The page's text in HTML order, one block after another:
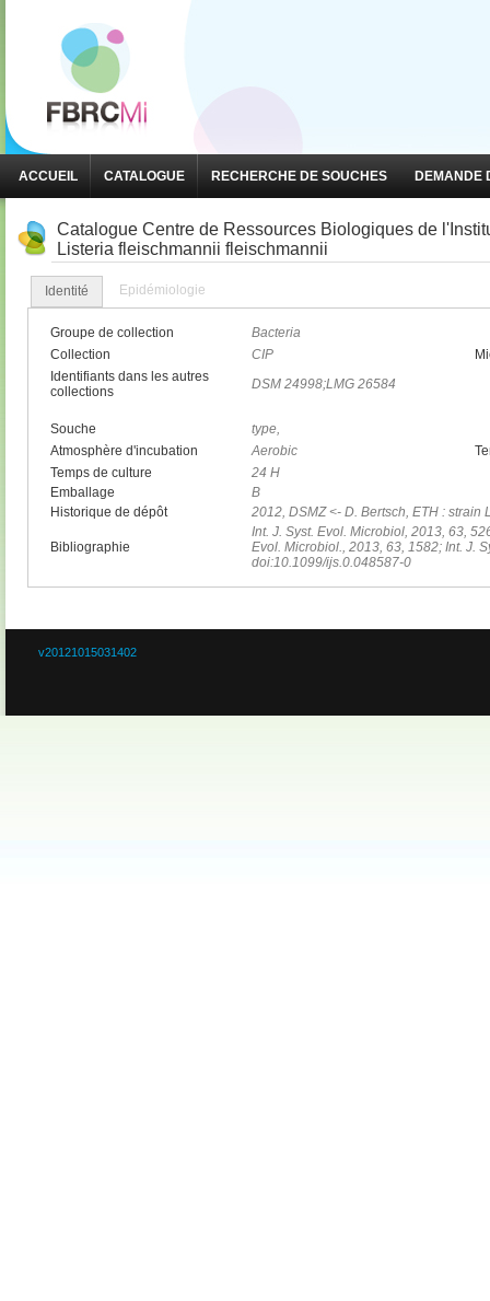
ACCUEIL CATALOGUE RECHERCHE DE SOUCHES DEMANDE
Catalogue Centre de Ressources Biologiques de
Listeria fleischmannii fleischmannii
Identité Epidémiologie
Groupe de collection
Bacteria
Collection
CIP
Identifiants dans les autres
collections
DSM 24998;LMG 26584
Souche
type,
Atmosphère d'incubation
Aerobic
Temps de culture
24 H
Emballage
B
Historique de dépôt
2012, DSMZ <- D. Bertsch, ETH :
Bibliographie
Int. J. Syst. Evol. Microbiol, 2013, 63,
Evol. Microbiol., 2013, 63, 1582; Int. J.
doi:10.1099/ijs.0.048587-0
v20121015031402